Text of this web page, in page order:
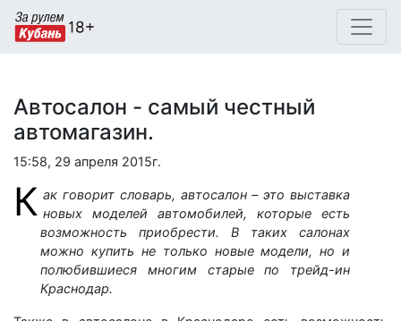
Автосалон - самый честный
автомагазин.
15:58, 29 апреля 2015г.
К ак говорит словарь, автосалон – это выставка
новых моделей автомобилей, которые есть
возможность приобрести. В таких салонах
можно купить не только новые модели, но и
полюбившиеся многим старые по трейд-ин
Краснодар.